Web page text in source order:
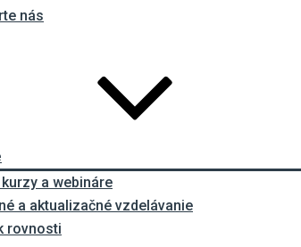
nás
a webináre
a aktualizačné vzdelávanie
rovnosti